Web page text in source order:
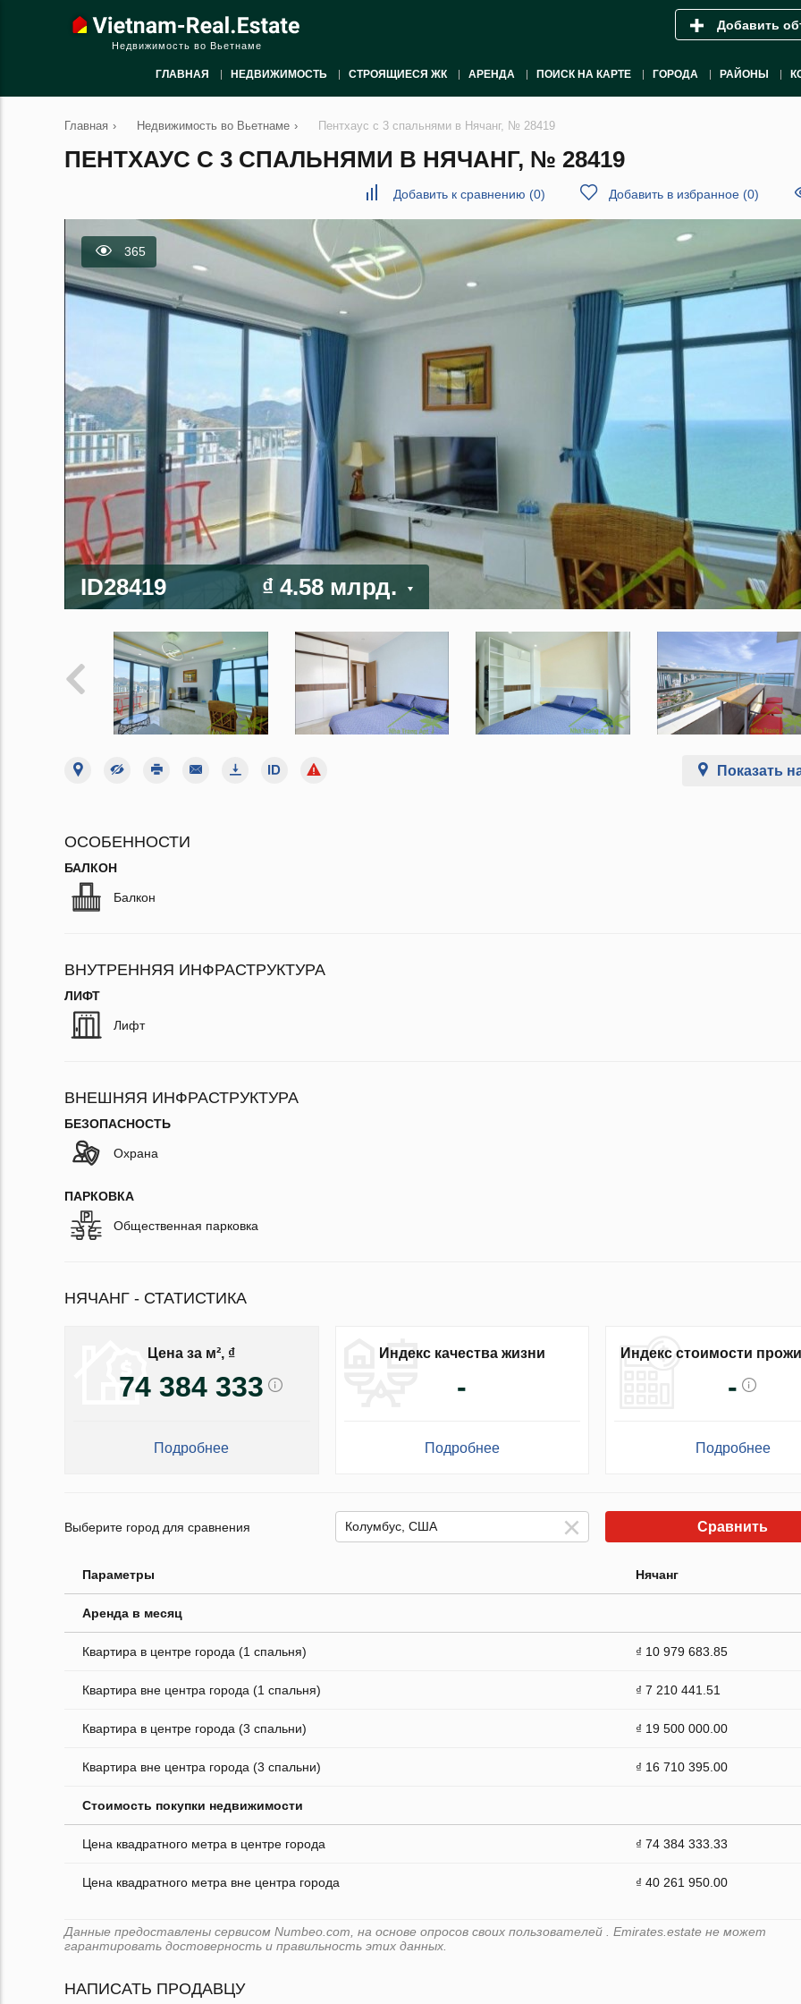
Недвижимость во Вьетнаме
Добавить
ГЛАВНАЯ НЕДВИЖИМОСТЬ СТРОЯЩИЕСЯ ЖК АРЕНДА ПОИСК НА КАРТЕ ГОРОДА РАЙОНЫ
Главная › Недвижимость во Вьетнаме › Пентхаус с 3 спальнями в Нячанг, № 28419
ПЕНТХАУС С 3 СПАЛЬНЯМИ В НЯЧАНГ, № 28419
Добавить к сравнению (0) Добавить в избранное (0)
365
ID28419 ₫ 4.58 млрд.
Показать
ОСОБЕННОСТИ
БАЛКОН
Балкон
ВНУТРЕННЯЯ ИНФРАСТРУКТУРА
ЛИФТ
Лифт
ВНЕШНЯЯ ИНФРАСТРУКТУРА
БЕЗОПАСНОСТЬ
Охрана
ПАРКОВКА
Общественная парковка
НЯЧАНГ - СТАТИСТИКА
Цена за м², ₫
74 384 333
Подробнее
Индекс качества жизни
-
Подробнее
Индекс стоимости
-
Подробнее
Выберите город для сравнения Сравнить
Параметры Нячанг
Аренда в месяц
Квартира в центре города (1 спальня) ₫ 10 979 683.85
Квартира вне центра города (1 спальня) ₫ 7 210 441.51
Квартира в центре города (3 спальни) ₫ 19 500 000.00
Квартира вне центра города (3 спальни) ₫ 16 710 395.00
Стоимость покупки недвижимости
Цена квадратного метра в центре города ₫ 74 384 333.33
Цена квадратного метра вне центра города ₫ 40 261 950.00
Данные предоставлены сервисом Numbeo.com, на основе опросов своих пользователей . Emirates.estate не может
гарантировать достоверность и правильность этих данных.
НАПИСАТЬ ПРОДАВЦУ